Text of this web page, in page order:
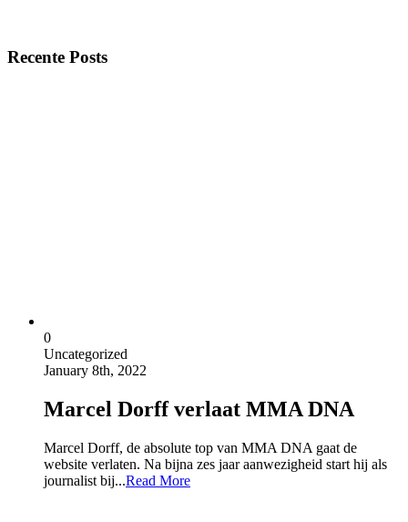
Recente Posts
0
Uncategorized
January 8th, 2022
Marcel Dorff verlaat MMA DNA
Marcel Dorff, de absolute top van MMA DNA gaat de
website verlaten. Na bijna zes jaar aanwezigheid start hij als
journalist bij...Read More